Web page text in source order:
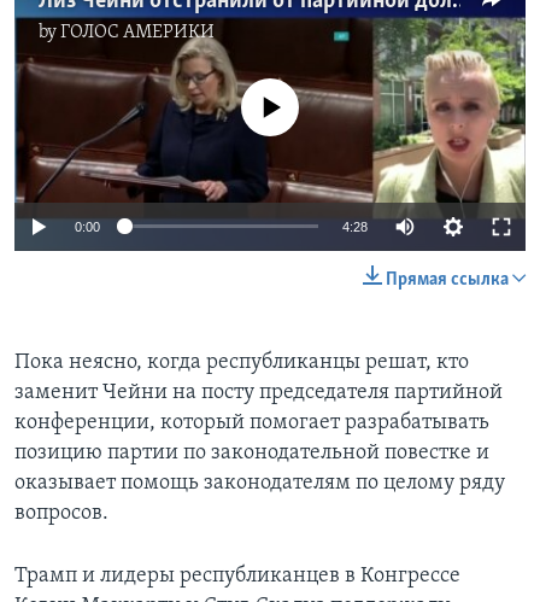
byГОЛОС АМЕРИКИ
No media source currently available
0:00 4:28
Прямая ссылка
Пока неясно, когда республиканцы решат, кто
заменит Чейни на посту председателя партийной
конференции, который помогает разрабатывать
позицию партии по законодательной повестке и
оказывает помощь законодателям по целому ряду
вопросов.
Трамп и лидеры республиканцев в Конгрессе